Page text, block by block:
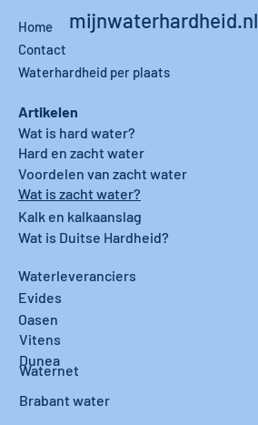
mijnwaterhardheid.nl
Home
Contact
Waterhardheid per plaats
Waterleveranciers
Evides
Oasen
Vitens
Dunea
Waternet
Brabant water
Artikelen
Wat is hard water?
Hard en zacht water
Wat is zacht water?
Voordelen van zacht water
Kalk en kalkaanslag
Wat is Duitse Hardheid?